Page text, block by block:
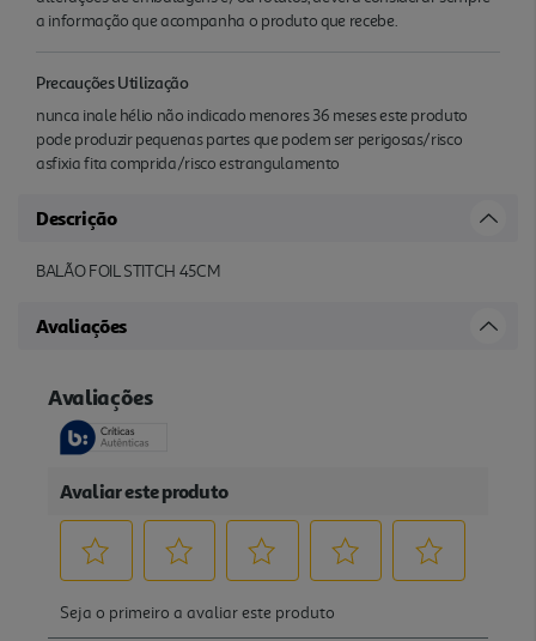
a informação que acompanha o produto que recebe.
Precauções Utilização
nunca inale hélio não indicado menores 36 meses este produto
pode produzir pequenas partes que podem ser perigosas/risco
asfixia fita comprida/risco estrangulamento
Descrição
BALÃO FOIL STITCH 45CM
Avaliações